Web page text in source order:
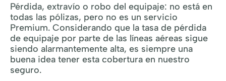
Pérdida, extravío o robo del equipaje: no está en
todas las pólizas, pero no es un servicio
Premium. Considerando que la tasa de pérdida
de equipaje por parte de las líneas aéreas sigue
siendo alarmantemente alta, es siempre una
buena idea tener esta cobertura en nuestro
seguro.